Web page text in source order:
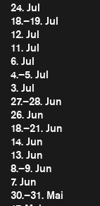
24. Jul
18.–19. Jul
12. Jul
11. Jul
6. Jul
4.–5. Jul
3. Jul
27.–28. Jun
26. Jun
18.–21. Jun
14. Jun
13. Jun
8.–9. Jun
7. Jun
30.–31. Mai